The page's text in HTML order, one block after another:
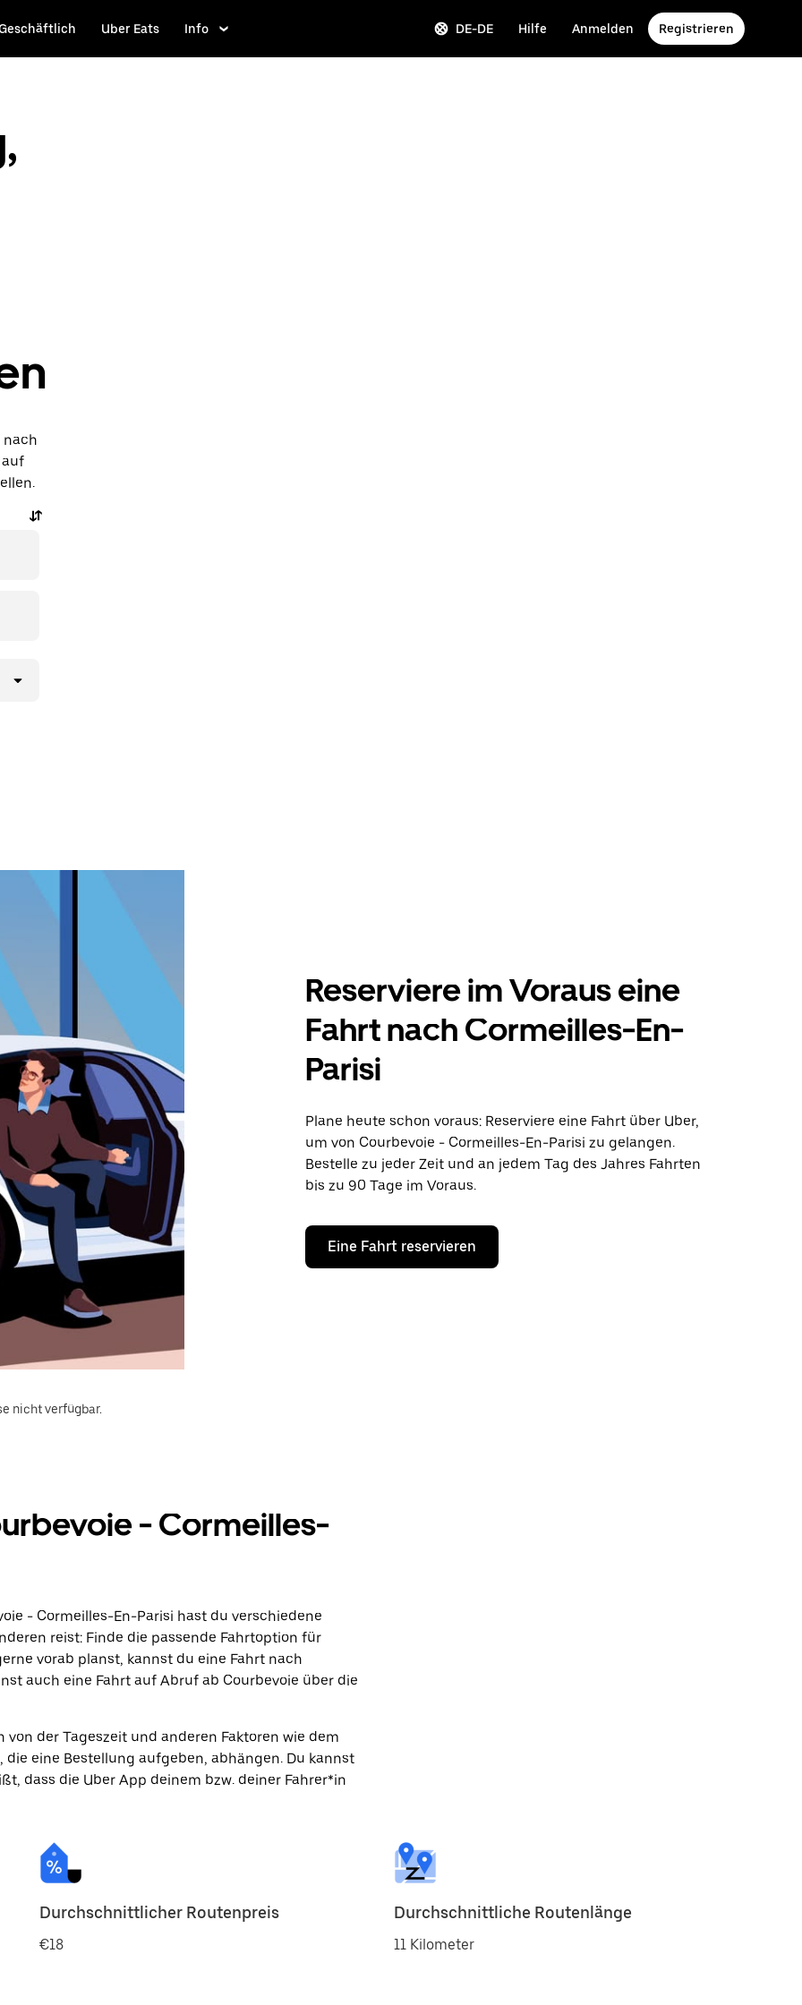
Uber Eats Info DE-DE Hilfe Anmelden Registrieren
nach
auf
Reserviere im Voraus eine
Fahrt nach Cormeilles-En-
Parisi
Plane heute schon voraus: Reserviere eine Fahrt über Uber,
um von Courbevoie - Cormeilles-En-Parisi zu gelangen.
Bestelle zu jeder Zeit und an jedem Tag des Jahres Fahrten
bis zu 90 Tage im Voraus.
Eine Fahrt reservieren
nicht verfügbar.
- Cormeilles-
- Cormeilles-En-Parisi hast du verschiedene
reist: Finde die passende Fahrtoption für
vorab planst, kannst du eine Fahrt nach
auch eine Fahrt auf Abruf ab Courbevoie über die
der Tageszeit und anderen Faktoren wie dem
eine Bestellung aufgeben, abhängen. Du kannst
dass die Uber App deinem bzw. deiner Fahrer*in
Durchschnittlicher Routenpreis
€18
Durchschnittliche Routenlänge
11 Kilometer